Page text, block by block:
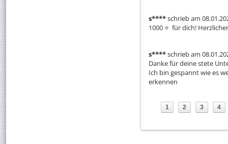
s****schrieb am
1000 ⭐ ️ für dich!
s****schrieb am
Danke für deine stete
Ich bin gespannt wie es
erkennen
1 2 3 4